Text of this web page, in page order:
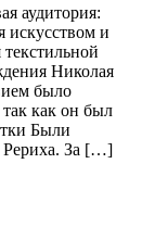
аудитория:
искусством и
текстильной
Николая
было
так как он был
Были
Рериха. За […]